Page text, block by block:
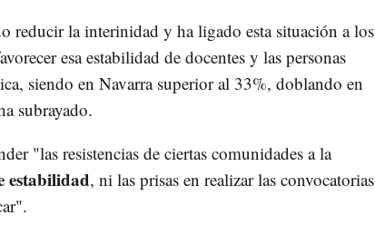
reducir la interinidad y ha ligado esta situación a los
esa estabilidad de docentes y las personas
siendo en Navarra superior al 33%, doblando en
subrayado.
"las resistencias de ciertas comunidades a la
estabilidad, ni las prisas en realizar las convocatorias